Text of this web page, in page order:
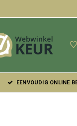
EENVOUDIG ONLINE